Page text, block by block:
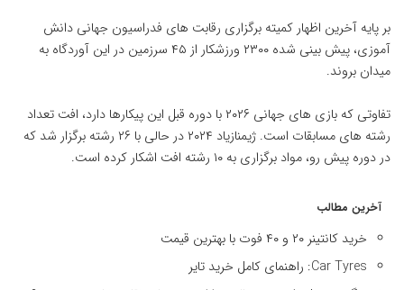
بر پایه آخرین اظهار کمیته برگزاری رقابت های فدراسیون جهانی دانش
آموزی، پیش بینی شده ۲۳۰۰ ورزشکار از ۴۵ سرزمین در این آوردگاه به
میدان بروند.
تفاوتی که بازی های جهانی ۲۰۲۶ با دوره قبل این پیکارها دارد، افت تعداد
رشته های مسابقات است. ژیمنازیاد ۲۰۲۴ در حالی با ۲۶ رشته برگزار شد که
در دوره پیش رو، مواد برگزاری به ۱۰ رشته افت اشکار کرده است.
آخرین مطالب
خرید کانتینر ۲۰ و ۴۰ فوت با بهترین قیمت
Car Tyres: راهنمای کامل خرید تایر